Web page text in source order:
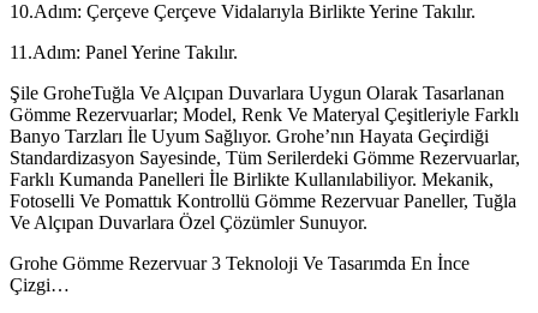
10.Adım: Çerçeve Çerçeve Vidalarıyla Birlikte Yerine Takılır.
11.Adım: Panel Yerine Takılır.
Şile GroheTuğla Ve Alçıpan Duvarlara Uygun Olarak Tasarlanan
Gömme Rezervuarlar; Model, Renk Ve Materyal Çeşitleriyle Farklı
Banyo Tarzları İle Uyum Sağlıyor. Grohe’nın Hayata Geçirdiği
Standardizasyon Sayesinde, Tüm Serilerdeki Gömme Rezervuarlar,
Farklı Kumanda Panelleri İle Birlikte Kullanılabiliyor. Mekanik,
Fotoselli Ve Pomattık Kontrollü Gömme Rezervuar Paneller, Tuğla
Ve Alçıpan Duvarlara Özel Çözümler Sunuyor.
Grohe Gömme Rezervuar 3 Teknoloji Ve Tasarımda En İnce
Çizgi…